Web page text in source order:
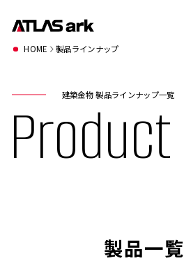
建築金物 製品ラインナップ一覧
Product
HOME 製品ラインナップ
製品一覧